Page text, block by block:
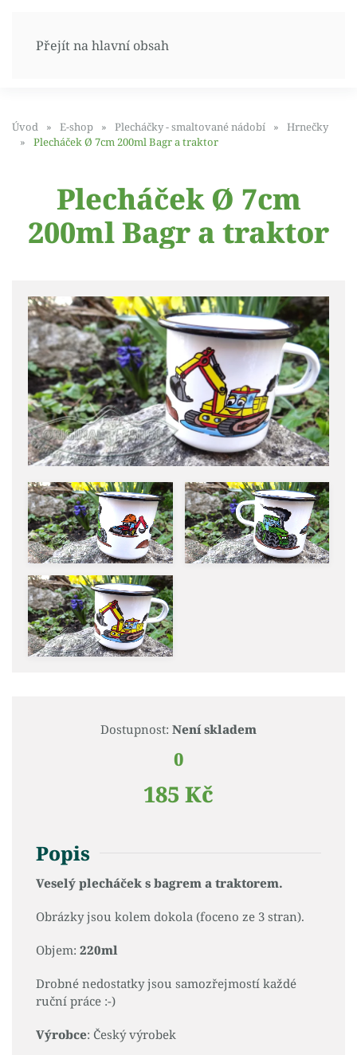
Přejít na hlavní obsah
Úvod E-shop Plecháčky - smaltované nádobí
Hrnečky
Plecháček Ø 7cm 200ml Bagr a traktor
Plecháček Ø 7cm
200ml Bagr a traktor
Dostupnost: Není skladem
0
185 Kč
Popis
Veselý plecháček s bagrem a traktorem.
Obrázky jsou kolem dokola (foceno ze 3 stran).
Objem: 220ml
Drobné nedostatky jsou samozřejmostí každé
ruční práce :-)
Výrobce: Český výrobek